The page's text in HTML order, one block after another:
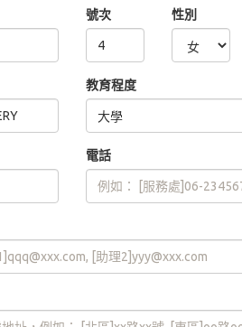
號次 性別
教育程度
電話